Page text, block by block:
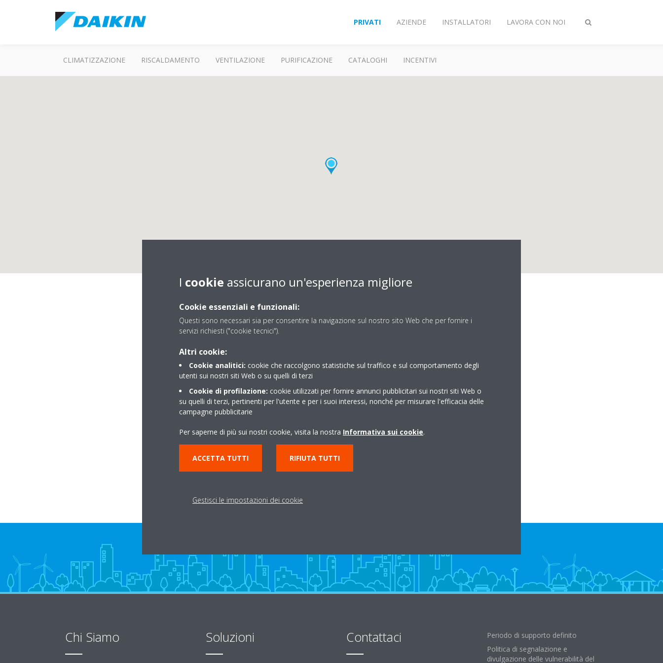
Attiva/disattiva
PRIVATI AZIENDE INSTALLATORI LAVORA CON NOI
CLIMATIZZAZIONE RISCALDAMENTO VENTILAZIONE PURIFICAZIONE CATALOGHI INCENTIVI
D.F. IMPIANTI SRL
VIA ARTE E MESTIERI 27
86047 SANTA CROCE DI MAGLIANO
Chi Siamo Soluzioni Contattaci
Periodo di supporto definito
Politica di segnalazione e
divulgazione delle vulnerabilità del
I cookie assicurano un'esperienza migliore
Cookie essenziali e funzionali:
Questi sono necessari sia per consentire la navigazione sul nostro sito Web che per fornire i
servizi richiesti ("cookie tecnici").
Altri cookie:
Cookie analitici: cookie che raccolgono statistiche sul traffico e sul comportamento degli
utenti sui nostri siti Web o su quelli di terzi
Cookie di profilazione: cookie utilizzati per fornire annunci pubblicitari sui nostri siti Web o
su quelli di terzi, pertinenti per l'utente e per i suoi interessi, nonché per misurare l'efficacia delle
campagne pubblicitarie
Per saperne di più sui nostri cookie, visita la nostra Informativa sui cookie.
ACCETTA TUTTI RIFIUTA TUTTI
Gestisci le impostazioni dei cookie